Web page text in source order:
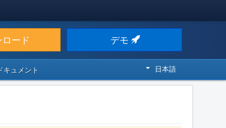
ード デモ
キュメント 日本語